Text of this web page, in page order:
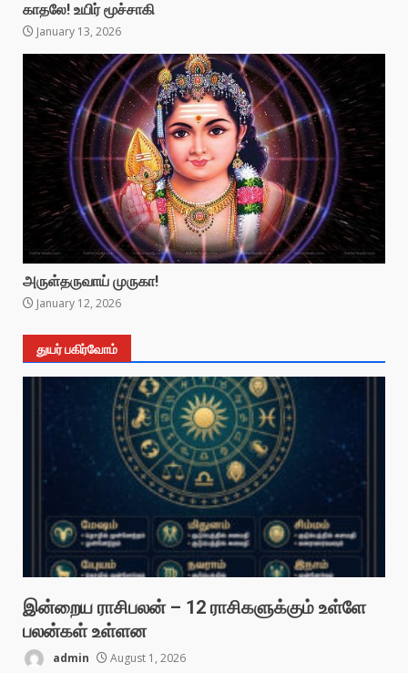
காதலே! உயிர் மூச்சாகி
January 13, 2026
அருள்தருவாய் முருகா!
January 12, 2026
துயர் பகிர்வோம்
இன்றைய ராசிபலன் – 12 ராசிகளுக்கும் உள்ளே
பலன்கள் உள்ளன
admin August 1, 2026